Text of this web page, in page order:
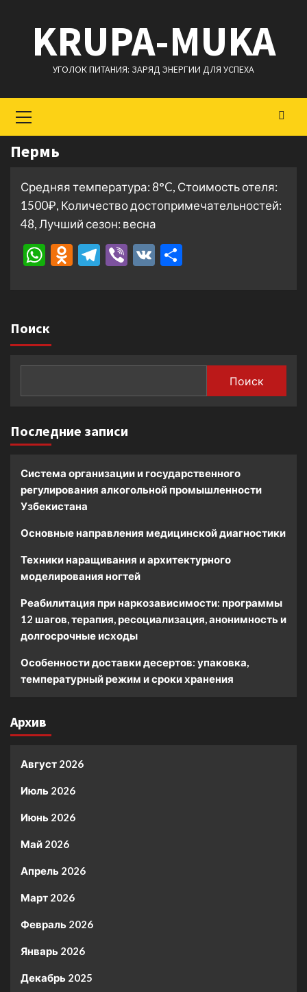
содержимому
KRUPA-MUKA
УГОЛОК ПИТАНИЯ: ЗАРЯД ЭНЕРГИИ ДЛЯ УСПЕХА
меню
Пермь
Средняя температура: 8°C, Стоимость отеля:
1500₽, Количество достопримечательностей:
48, Лучший сезон: весна
WhatsApp
Odnoklassniki
Telegram
Viber
VK
Поиск
Поиск
Последние записи
Система организации и государственного
регулирования алкогольной промышленности
Узбекистана
Основные направления медицинской диагностики
Техники наращивания и архитектурного
моделирования ногтей
Реабилитация при наркозависимости: программы
12 шагов, терапия, ресоциализация, анонимность и
долгосрочные исходы
Особенности доставки десертов: упаковка,
температурный режим и сроки хранения
Архив
Август 2026
Июль 2026
Июнь 2026
Май 2026
Апрель 2026
Март 2026
Февраль 2026
Январь 2026
Декабрь 2025